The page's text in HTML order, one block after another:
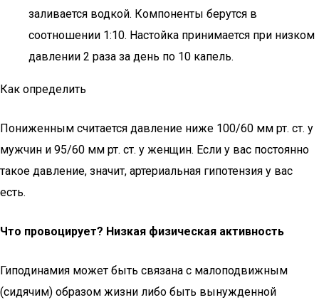
заливается водкой. Компоненты берутся в
соотношении 1:10. Настойка принимается при низком
давлении 2 раза за день по 10 капель.
Как определить
Пониженным считается давление ниже 100/60 мм рт. ст. у
мужчин и 95/60 мм рт. ст. у женщин. Если у вас постоянно
такое давление, значит, артериальная гипотензия у вас
есть.
Что провоцирует? Низкая физическая активность
Гиподинамия может быть связана с малоподвижным
(сидячим) образом жизни либо быть вынужденной